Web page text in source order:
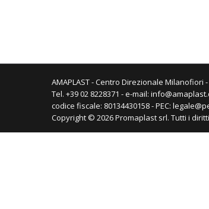
AMAPLAST - Centro Direzionale Milanofiori
Tel. +39 02 8228371 - e-mail:
codice fiscale: 80134430158 - PEC:
Copyright © 2026 Promaplast srl. Tutti i